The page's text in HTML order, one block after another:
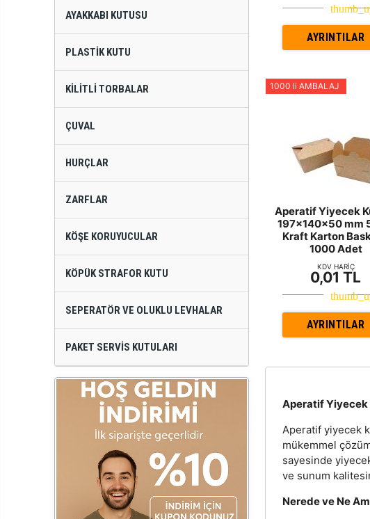
AYAKKABI KUTUSU
PLASTIK KUTU
KILITLI TORBALAR
ÇUVAL
HURÇLAR
ZARFLAR
KÖŞE KORUYUCULAR
KÖPÜK STRAFOR KUTU
SEPERATÖR VE OLUKLU LEVHALAR
PAKET SERVIS KUTULARI
AYRINTILAR
1000 li AMBALAJ
Aperatif Yiyecek
197x140x50 mm
Kraft Karton
1000 Adet
KDV HARİÇ
0,01 TL
AYRINTILAR
Aperatif Yiyecek
Aperatif yiyecek
mükemmel
sayesinde
ve sunum
Nerede ve Ne